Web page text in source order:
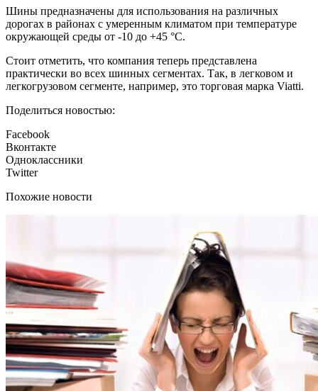
Шины предназначены для использования на различных
дорогах в районах с умеренным климатом при температуре
окружающей среды от -10 до +45 °C.
Стоит отметить, что компания теперь представлена
практически во всех шинных сегментах. Так, в легковом и
легкогрузовом сегменте, например, это торговая марка Viatti.
Поделиться новостью:
Facebook
Вконтакте
Одноклассники
Twitter
Похожие новости